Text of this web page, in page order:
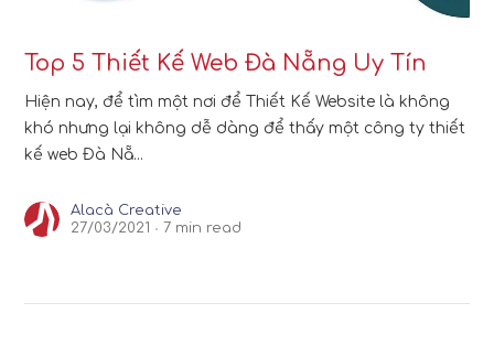
Top 5 Thiết Kế Web Đà Nẵng Uy Tín
Hiện nay, để tìm một nơi để Thiết Kế Website là không
khó nhưng lại không dễ dàng để thấy một công ty thiết
kế web Đà Nẵ...
Alacà Creative
27/03/2021
7 min read